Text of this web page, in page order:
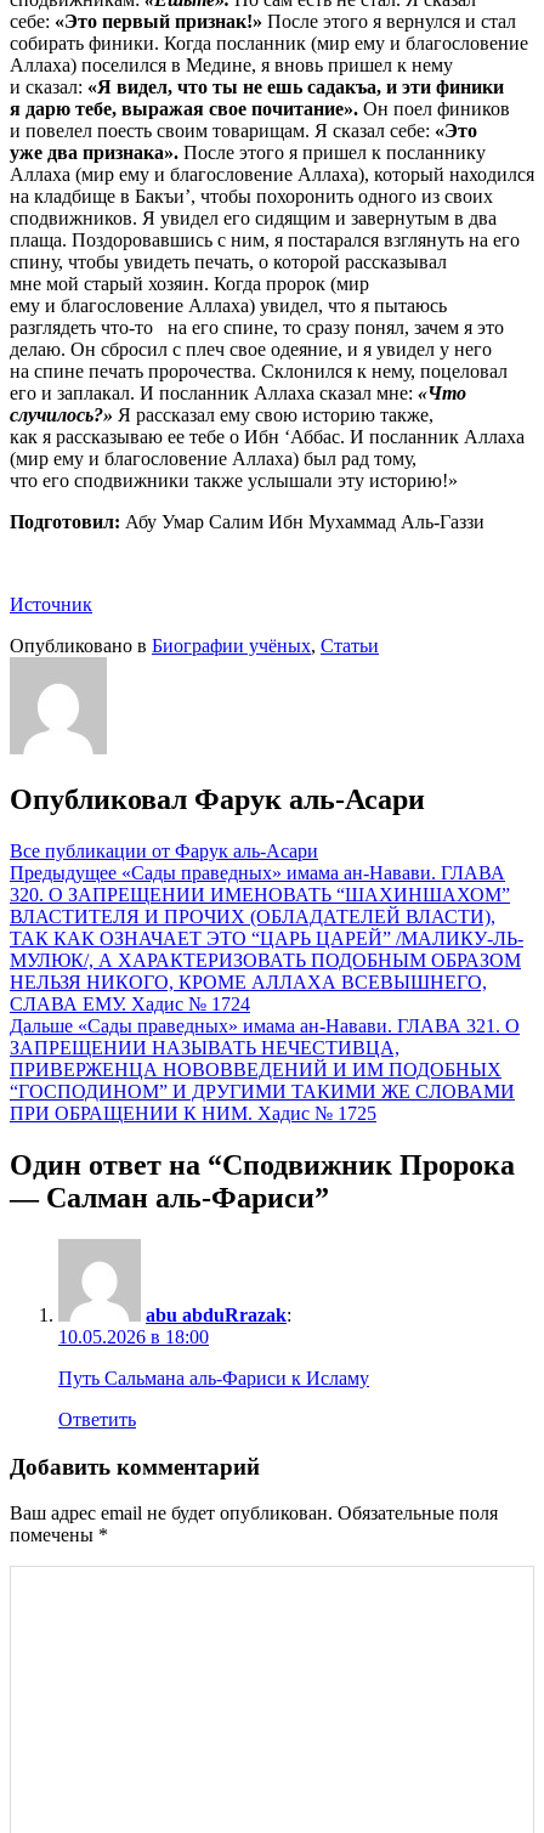
себе: «Это первый признак!» После этого я вернулся и стал
собирать финики. Когда посланник (мир ему и благословение
Аллаха) поселился в Медине, я вновь пришел к нему
и сказал: «Я видел, что ты не ешь садакъа, и эти финики
я дарю тебе, выражая свое почитание». Он поел фиников
и повелел поесть своим товарищам. Я сказал себе: «Это
уже два признака». После этого я пришел к посланнику
Аллаха (мир ему и благословение Аллаха), который находился
на кладбище в Бакъи’, чтобы похоронить одного из своих
сподвижников. Я увидел его сидящим и завернутым в два
плаща. Поздоровавшись с ним, я постарался взглянуть на его
спину, чтобы увидеть печать, о которой рассказывал
мне мой старый хозяин. Когда пророк (мир
ему и благословение Аллаха) увидел, что я пытаюсь
разглядеть что-то на его спине, то сразу понял, зачем я это
делаю. Он сбросил с плеч свое одеяние, и я увидел у него
на спине печать пророчества. Склонился к нему, поцеловал
его и заплакал. И посланник Аллаха сказал мне: «Что
случилось?» Я рассказал ему свою историю также,
как я рассказываю ее тебе о Ибн ‘Аббас. И посланник Аллаха
(мир ему и благословение Аллаха) был рад тому,
что его сподвижники также услышали эту историю!»
Подготовил: Абу Умар Салим Ибн Мухаммад Аль-Газзи
Источник
Опубликовано в Биографии учёных, Статьи
Опубликовал Фарук аль-Асари
Все публикации от Фарук аль-Асари
Навигация
по
записям
Предыдущее «Сады праведных» имама ан-Навави. ГЛАВА
320. О ЗАПРЕЩЕНИИ ИМЕНОВАТЬ “ШАХИНШАХОМ”
ВЛАСТИТЕЛЯ И ПРОЧИХ (ОБЛАДАТЕЛЕЙ ВЛАСТИ),
ТАК КАК ОЗНАЧАЕТ ЭТО “ЦАРЬ ЦАРЕЙ” /МАЛИКУ-ЛЬ-
МУЛЮК/, А ХАРАКТЕРИЗОВАТЬ ПОДОБНЫМ ОБРАЗОМ
НЕЛЬЗЯ НИКОГО, КРОМЕ АЛЛАХА ВСЕВЫШНЕГО,
СЛАВА ЕМУ. Хадис № 1724
Дальше «Сады праведных» имама ан-Навави. ГЛАВА 321. О
ЗАПРЕЩЕНИИ НАЗЫВАТЬ НЕЧЕСТИВЦА,
ПРИВЕРЖЕНЦА НОВОВВЕДЕНИЙ И ИМ ПОДОБНЫХ
“ГОСПОДИНОМ” И ДРУГИМИ ТАКИМИ ЖЕ СЛОВАМИ
ПРИ ОБРАЩЕНИИ К НИМ. Хадис № 1725
Один ответ на “Сподвижник Пророка
— Салман аль-Фариси”
abu abduRrazak:
10.05.2026 в 18:00
Путь Сальмана аль-Фариси к Исламу
Ответить
Добавить комментарий
Ваш адрес email не будет опубликован. Обязательные поля
помечены *